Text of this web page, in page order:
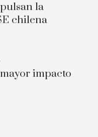
la
chilena
impacto